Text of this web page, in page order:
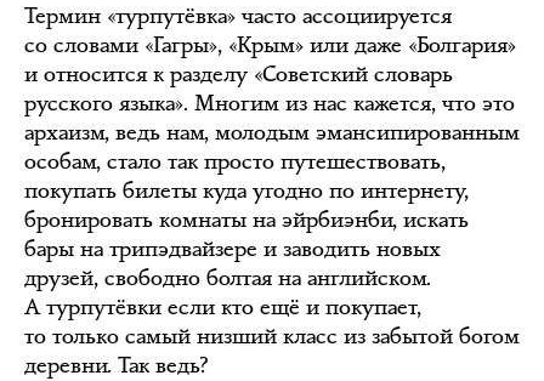
Термин «турпутёвка» часто ассоциируется
со словами «Гагры», «Крым» или даже «Болгария»
и относится к разделу «Советский словарь
русского языка». Многим из нас кажется, что это
архаизм, ведь нам, молодым эмансипированным
особам, стало так просто путешествовать,
покупать билеты куда угодно по интернету,
бронировать комнаты на эйрбиэнби, искать
бары на трипэдвайзере и заводить новых
друзей, свободно болтая на английском.
А турпутёвки если кто ещё и покупает,
то только самый низший класс из забытой богом
деревни. Так ведь?